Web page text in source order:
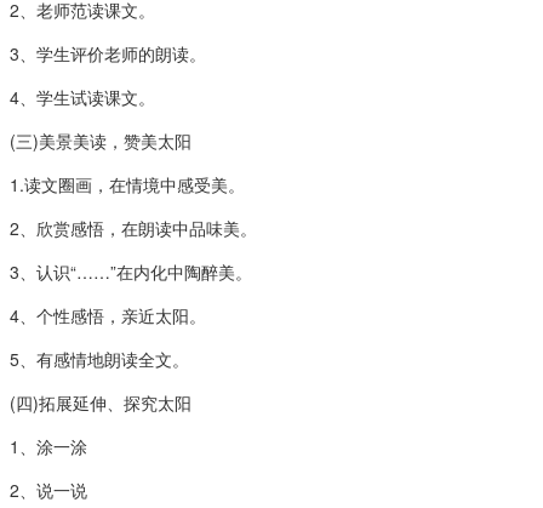
2、老师范读课文。
3、学生评价老师的朗读。
4、学生试读课文。
(三)美景美读，赞美太阳
1.读文圈画，在情境中感受美。
2、欣赏感悟，在朗读中品味美。
3、认识“……”在内化中陶醉美。
4、个性感悟，亲近太阳。
5、有感情地朗读全文。
(四)拓展延伸、探究太阳
1、涂一涂
2、说一说